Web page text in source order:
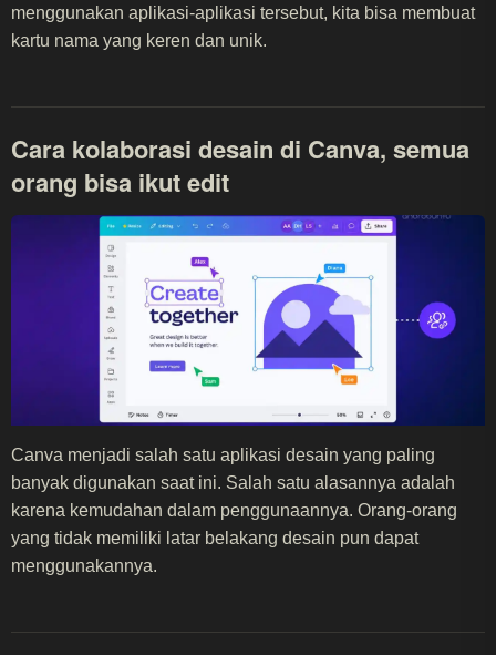
menggunakan aplikasi-aplikasi tersebut, kita bisa membuat
kartu nama yang keren dan unik.
Cara kolaborasi desain di Canva, semua
orang bisa ikut edit
Canva menjadi salah satu aplikasi desain yang paling
banyak digunakan saat ini. Salah satu alasannya adalah
karena kemudahan dalam penggunaannya. Orang-orang
yang tidak memiliki latar belakang desain pun dapat
menggunakannya.